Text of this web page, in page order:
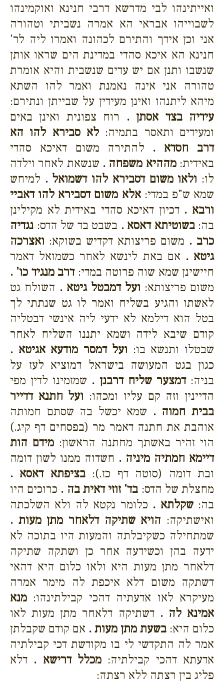
ואייתינהו לבי מדרשא דרבי חנינא ואוקמינהו
לשבוייהו אבראי הא אמרה נשביתי וטהורה
אני וכן אידך והתירם לכהונה ואמרו ליה לר'
חנינא הא איכא סהדי במדינת הים שראו אותן
שנשבו ותנן אם יש עדים שנשבית והיא אומרת
טהורה אני אינה נאמנת ואמר להו השתא
מיהא ליתנהו ואינן מעידין על שבייתן ונתירם:
עידיה בצד אסתן . רוח צפונית ואינן באים
ומעידים ותאסר בתמיה: לא סבירא להו הא
דרב חסדא . להתירה משום דאיכא סהדי
באידית:מההיא משפחה . שנשאת לאחר וילדה
לו: ולאו משום דסבירא להו דשמואל . למיחש
שמא ש"פ במדי:אלא משום דסבירא להו דאביי
ורבא . דכיון דאיכא סהדי באידית לא מקילינן
בה:בשוטיתא דאסא . בשבט בד של הדס: נגדיה
כרב . משום פריצותא דקדיש בשוקא: ואצרכה
גיטא . אם באת לינשא לאחר כשמואל דאמר
חיישינן שמא שוה פרוטה במדי:דרב מנגיד כו' .
משום פריצותא: ועל דמבטל גיטא . השולח גט
לאשתו והגיע בשליח ואמר לו גט שנתתי לך
בטל הוא דילמא לא ידעי ליה אינשי דבטליה
קודם שיבא לידה ושמא יתננו השליח לאחר
שבטלו ותנשא בו: ועל דמסר מודעא אגיטא .
כגון בגט המעושה בישראל דמוציא לעז על
בניה:דמצער שליח דרבנן . שמזמינו לדין מפי
הדיינין וזה קם עליו ומכהו: ועל חתנא דדייר
בבית חמוה . שמא יכשל בה שסתם חמותה
אוהבת את חתנה דאמר מר (בפסחים דף קיג.)
הוי זהיר באשתך מחתנה הראשון: מידם הות
דיימא חמתיה מיניה . חשדוה ממנו לשון דומה
ובת דומה (סוטה דף כז.):בציפתא דאסא .
מחצלת של הדס: בד' זוזי דאית בה . כרוכים היו
בה:שקלתא . כלומר נקטא לה ולא השלכתה
ואישתיקה: הויא שתיקה דלאחר מתן מעות .
שמתחילה כשקיבלתה והמעות היו בתוכה לא
ידעה בהן וכשידעה אחר כן ושתקה שתיקה
דלאחר מתן מעות היא ולאו כלום היא דהאי
דשתקה משום דלא איכפת לה מימר אמרה
מעיקרא לאו אדעתיה דהכי קבילתינהו: מנא
אמינא לה . דשתיקה דלאחר מתן מעות לאו
כלום היא: בשעת מתן מעות . אם קודם שקבלתן
אמר לה התקדשי לי בו מקודשת דכי קבילתיה
אדעתא דהכי קבילתיה: מכלל דרישא . דלא
פליג בין רצתה ללא רצתה: